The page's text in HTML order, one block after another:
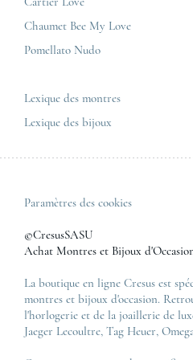
Zénith
Tous les modèles de luxe
Chaumet Bee My Love
Pomellato Nudo
Lexique des montres
Lexique des bijoux
Paramètres des cookies
©CresusSASU
Achat Montres et Bijoux
La boutique en ligne Cresus est
montres et bijoux d'occasion.
l'horlogerie et de la joaillerie de
Jaeger Lecoultre, Tag Heuer,